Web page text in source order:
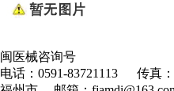
闽医械咨询号
电话：0591-83721113 传真